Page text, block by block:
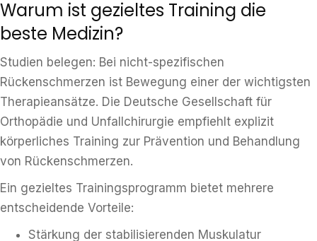
Warum ist gezieltes Training die
beste Medizin?
Studien belegen: Bei nicht-spezifischen
Rückenschmerzen ist Bewegung einer der wichtigsten
Therapieansätze. Die Deutsche Gesellschaft für
Orthopädie und Unfallchirurgie empfiehlt explizit
körperliches Training zur Prävention und Behandlung
von Rückenschmerzen.
Ein gezieltes Trainingsprogramm bietet mehrere
entscheidende Vorteile:
Stärkung der stabilisierenden Muskulatur